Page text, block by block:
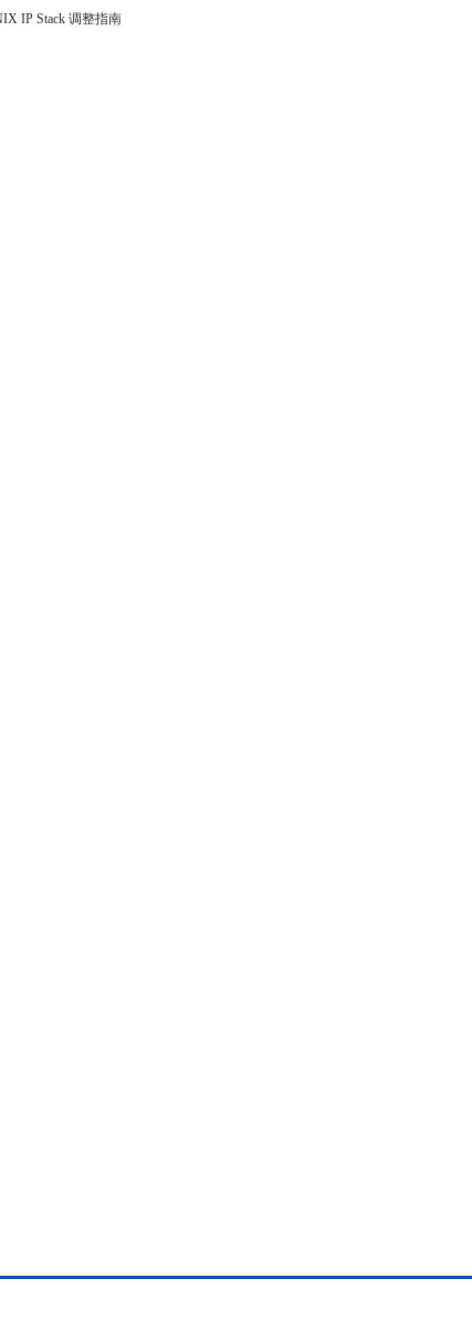
IP Stack 调整指南